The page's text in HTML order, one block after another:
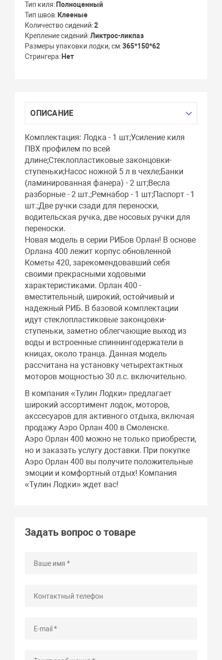
Тип киля Полноценный
Тип швов Клееные
Количество сидений 2
Крепление сидений Ликтрос-ликпаз
Размеры упаковки лодки, см 365*150*62
Стрингера Нет
ОПИСАНИЕ
Комплектация: Лодка - 1 шт;Усиление киля
ПВХ профилем по всей
длине;Стеклопластиковые законцовки-
ступеньки;Насос ножной 5 л в чехле;Банки
(ламинированная фанера) - 2 шт;Весла
разборные - 2 шт.;Ремнабор - 1 шт;Паспорт - 1
шт.;Две ручки сзади для переноски,
водительская ручка, две носовых ручки для
переноски.
Новая модель в серии РИБов Орлан! В основе
Орлана 400 лежит корпус обновленной
Кометы 420, зарекомендовавший себя
своими прекрасными ходовыми
характеристиками. Орлан 400 -
вместительный, широкий, остойчивый и
надежный РИБ. В базовой комплектации
идут стеклопластиковые законцовки-
ступеньки, заметно облегчающие выход из
воды и встроенные спиннингодержатели в
кницах, около транца. Данная модель
рассчитана на установку четырехтактных
моторов мощностью 30 л.с. включительно.
В компания «Тулин Лодки» предлагает
широкий ассортимент лодок, моторов,
акссесуаров для активного отдыха, включая
продажу Аэро Орлан 400 в Смоленске.
Аэро Орлан 400 можно не только приобрести,
но и заказать услугу доставки. При покупке
Аэро Орлан 400 вы получите положительные
эмоции и комфортный отдых! Компания
«Тулин Лодки» ждет вас!
Задать вопрос о товаре